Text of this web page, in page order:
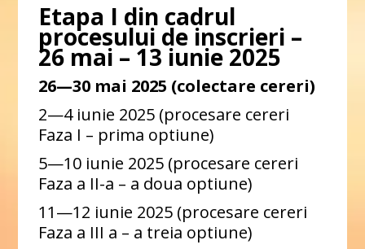
Etapa I din cadrul
procesului de inscrieri –
26 mai – 13 iunie 2025
26—30 mai 2025 (colectare cereri)
2—4 iunie 2025 (procesare cereri
Faza I – prima optiune)
5—10 iunie 2025 (procesare cereri
Faza a II-a – a doua optiune)
11—12 iunie 2025 (procesare cereri
Faza a III a – a treia optiune)